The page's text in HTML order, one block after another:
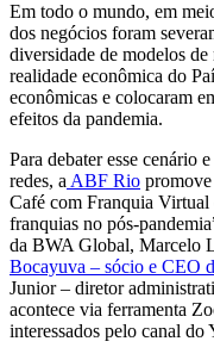
Em todo o mundo, em
dos negócios foram
diversidade de modelos
realidade econômica do
econômicas e colocaram
efeitos da pandemia.
Para debater esse cenário
redes, a ABF Rio
Café com Franquia Virtual
franquias no pós-
da BWA Global, Marcelo
Bocayuva – sócio e CEO
Junior – diretor
acontece via ferramenta
interessados pelo canal